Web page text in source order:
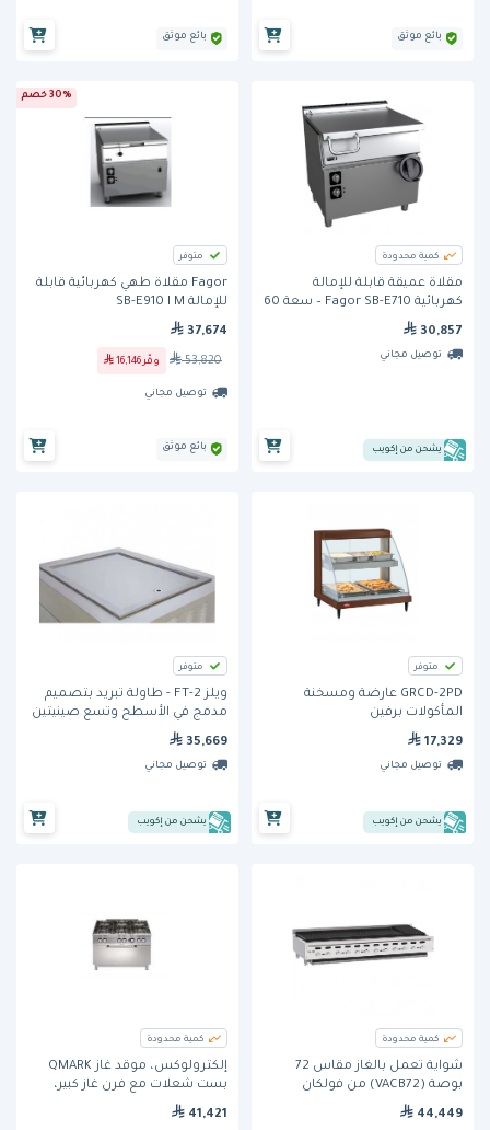
بائع موثق بائع موثق
كمية محدودة
مقلاة عميقة قابلة للإمالة
كهربائية Fagor SB-E710 – سعة 60
30,857
توصيل مجاني
يشحن من إكويب
30% خصم
متوفر
Fagor مقلاة طهي كهربائية قابلة
للإمالة SB-E910 I M
37,674
53,820 وفّر 16,146
توصيل مجاني
بائع موثق
متوفر
GRCD-2PD عارضة ومسخنة
المأكولات برفين
17,329
توصيل مجاني
يشحن من إكويب
متوفر
ويلز FT-2 - طاولة تبريد بتصميم
مدمج في الأسطح وتسع صينيتين
35,669
توصيل مجاني
يشحن من إكويب
كمية محدودة
شواية تعمل بالغاز مقاس 72
بوصة (VACB72) من فولكان
44,449
كمية محدودة
إلكترولوكس، موقد غاز QMARK
بست شعلات مع فرن غاز كبير،
41,421